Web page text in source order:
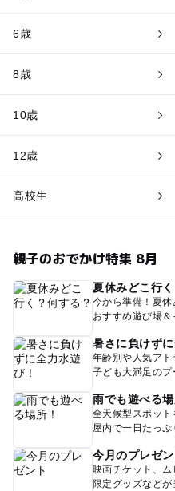
6歳
8歳
10歳
12歳
高校生
親子のおでかけ特集 8月
夏休みどこ行
今から準備！夏
おすすめ遊び場＆
暑さに負けず
年齢別や人気ア
子ども大満足のプ
雨でも遊べる場
全天候型スポット
屋内で一日たっ
今月のプレゼン
映画チケット、ム
限定グッズなどが